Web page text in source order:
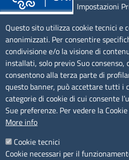
Piazza Sallustio, 21 - 00187 Roma
EMAIL: info.sni@unioncamere.it
C.F.: 01484460587
P.Iva: 01000211001
SERVIZIO REALIZZATO DA
Impostazioni
Questo sito utilizza cookie tecnici e
anonimizzati. Per consentire
condivisione e/o la visione di
installati, solo previo Suo consenso,
consentono alla terza parte di
questo banner, può accettare tutti i
categorie di cookie di cui consente
Sue preferenze. Per vedere la
More info
Cookie tecnici
Cookie necessari per il